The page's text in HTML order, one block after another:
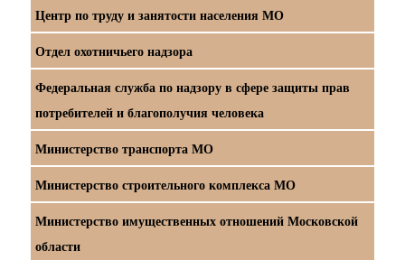
Центр по труду и занятости населения МО
Отдел охотничьего надзора
Федеральная служба по надзору в сфере защиты прав
потребителей и благополучия человека
Министерство транспорта МО
Министерство строительного комплекса МО
Министерство имущественных отношений Московской
области